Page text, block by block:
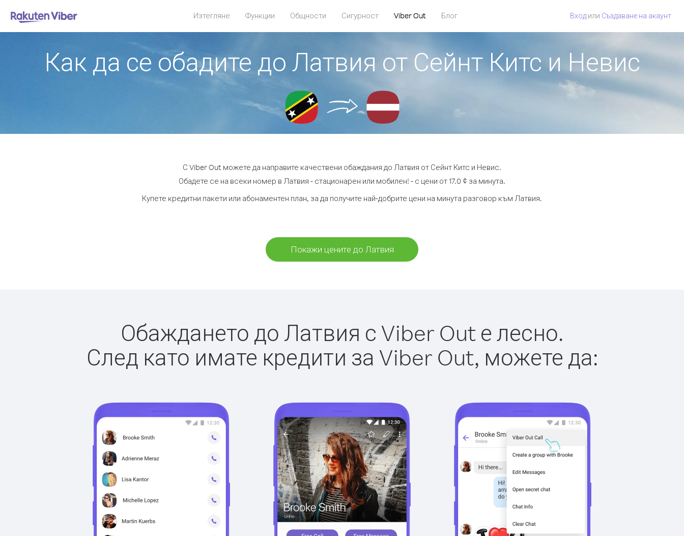
Изтегляне Функции Общности Сигурност Viber Out Блог Вход или Създаване на акаунт
Как да се обадите до Латвия от Сейнт Китс и Невис
С Viber Out можете да направите качествени обаждания до Латвия от Сейнт Китс и Невис.
Обадете се на всеки номер в Латвия - стационарен или мобилен! - с цени от 17.0 ¢ за минута.
Купете кредитни пакети или абонаментен план, за да получите най-добрите цени на минута разговор към Латвия.
Покажи цените до Латвия
Обаждането до Латвия с Viber Out е лесно.
След като имате кредити за Viber Out, можете да: